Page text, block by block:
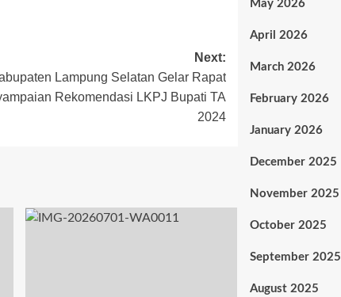
Next:
Lampung Selatan Gelar Rapat
Rekomendasi LKPJ Bupati TA
2024
May 2026
April 2026
March 2026
February 2026
January 2026
December 2025
November 2025
October 2025
September 2025
August 2025